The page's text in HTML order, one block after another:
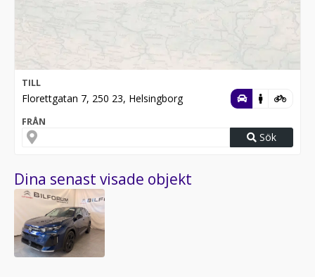
TILL
Florettgatan 7, 250 23, Helsingborg
FRÅN
Sök
Dina senast visade objekt